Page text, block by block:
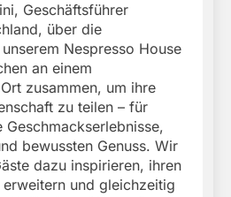
Geschäftsführer
über die
Nespresso House
an einem
zusammen, um ihre
zu teilen – für
bewussten Genuss. Wir
dazu inspirieren, ihren
und gleichzeitig